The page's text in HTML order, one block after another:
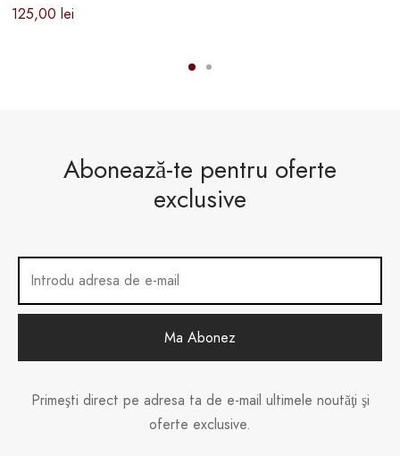
125,00 lei
Abonează-te pentru oferte
exclusive
Primeşti direct pe adresa ta de e-mail ultimele noutăţi şi
oferte exclusive.